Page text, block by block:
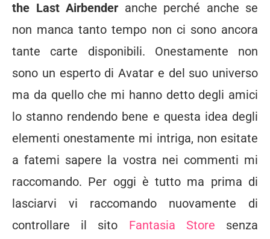
the Last Airbender anche perché anche se
non manca tanto tempo non ci sono ancora
tante carte disponibili. Onestamente non
sono un esperto di Avatar e del suo universo
ma da quello che mi hanno detto degli amici
lo stanno rendendo bene e questa idea degli
elementi onestamente mi intriga, non esitate
a fatemi sapere la vostra nei commenti mi
raccomando. Per oggi è tutto ma prima di
lasciarvi vi raccomando nuovamente di
controllare il sito Fantasia Store
senza